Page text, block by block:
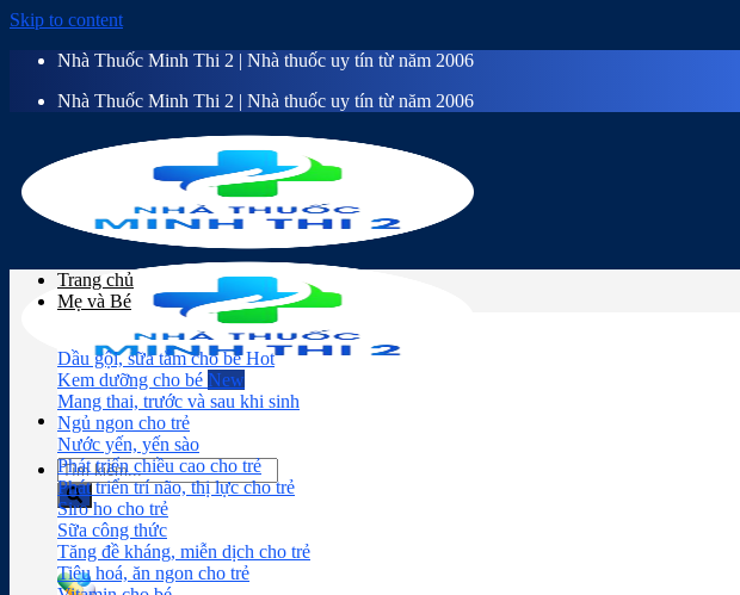
Skip to content
Nhà Thuốc Minh Thi 2 | Nhà thuốc uy tín từ năm 2006
Nhà Thuốc Minh Thi 2 | Nhà thuốc uy tín từ năm 2006
Sữa công thức Đồ dùng cho bé
Trang chủ
Mẹ và Bé
Dầu gội, sữa tắm cho bé
Kem dưỡng cho bé
Mang thai, trước và sau khi sinh
Ngủ ngon cho trẻ
Nước yến, yến sào
Phát triển chiều cao cho trẻ
Phát triển trí não, thị lực cho trẻ
Siro ho cho trẻ
Sữa công thức
Tăng đề kháng, miễn dịch cho trẻ
Tiêu hoá, ăn ngon cho trẻ